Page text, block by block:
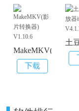
MakeMKV(影片转
土